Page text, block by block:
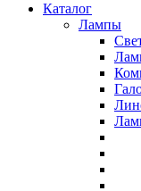
Каталог
Лампы